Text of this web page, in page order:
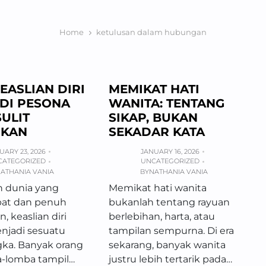
Home ketulusan dalam hubungan
DIRI
PESONA
23, 2026
VANIA
dunia yang
dan penuh
keaslian diri
sesuatu
Banyak orang
lomba tampil…
MEMIKAT HATI
WANITA: TENTANG
SIKAP, BUKAN
SEKADAR KATA
JANUARY 16, 2026
UNCATEGORIZED
BYNATHANIA VANIA
Memikat hati wanita
bukanlah tentang rayuan
berlebihan, harta, atau
tampilan sempurna. Di era
sekarang, banyak wanita
justru lebih tertarik pada…